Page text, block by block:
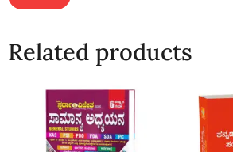
Related products